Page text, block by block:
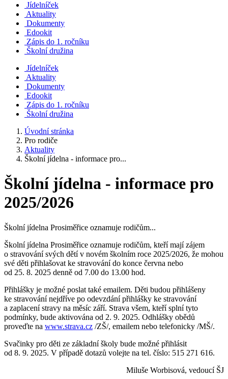
Jídelníček
Aktuality
Dokumenty
Edookit
Zápis do 1. ročníku
Školní družina
Jídelníček
Aktuality
Dokumenty
Edookit
Zápis do 1. ročníku
Školní družina
Úvodní stránka
Pro rodiče
Aktuality
Školní jídelna - informace pro...
Školní jídelna - informace pro
2025/2026
Školní jídelna Prosiměřice oznamuje rodičům...
Školní jídelna Prosiměřice oznamuje rodičům, kteří mají zájem
o stravování svých dětí v novém školním roce 2025/2026, že mohou
své děti přihlašovat ke stravování do konce června nebo
od 25. 8. 2025 denně od 7.00 do 13.00 hod.
Přihlášky je možné poslat také emailem. Děti budou přihlášeny
ke stravování nejdříve po odevzdání přihlášky ke stravování
a zaplacení stravy na měsíc září. Strava všem, kteří splní tyto
podmínky, bude aktivována od 2. 9. 2025. Odhlášky obědů
proveďte na www.strava.cz /ZŠ/, emailem nebo telefonicky /MŠ/.
Svačinky pro děti ze základní školy bude možné přihlásit
od 8. 9. 2025. V případě dotazů volejte na tel. číslo: 515 271 616.
Miluše Worbisová, vedoucí ŠJ